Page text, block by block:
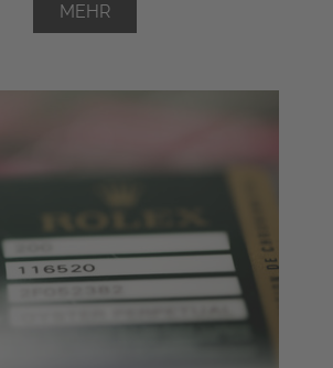
MEHR